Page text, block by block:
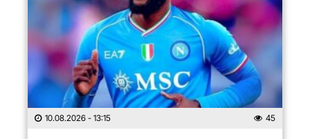
10.08.2026 - 13:15 45